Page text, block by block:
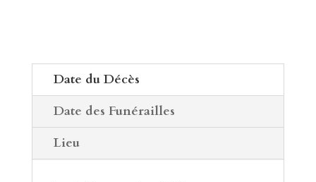
Date du Décès
Date des Funérailles
Lieu